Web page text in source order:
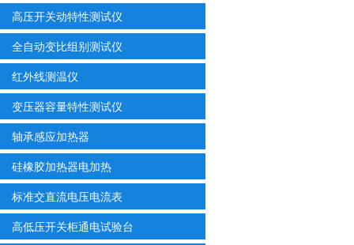
高压开关动特性测试仪
全自动变比组别测试仪
红外线测温仪
变压器容量特性测试仪
轴承感应加热器
硅橡胶加热器电加热
标准交直流电压电流表
高低压开关柜通电试验台